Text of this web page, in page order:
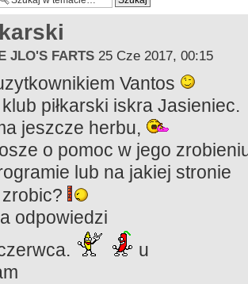
JLO'S FARTS 25 Cze 2017, 00:15
Vantos
piłkarski iskra Jasieniec.
jeszcze herbu,
o pomoc w jego
lub na jakiej stronie
odpowiedzi
u